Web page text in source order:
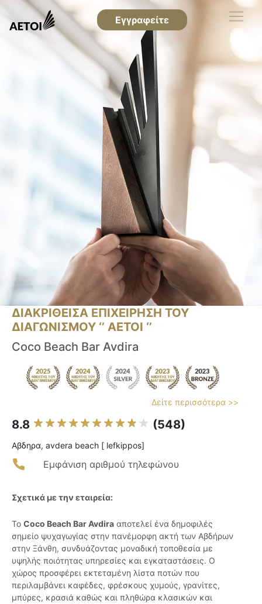
Εγγραφείτε
ΔΙΑΚΡΙΘΕΙΣΑ ΕΠΙΧΕΙΡΗΣΗ ΤΟΥ
ΔΙΑΓΩΝΙΣΜΟΥ ‘’ ΑΕΤΟΙ ‘’
Coco Beach Bar Avdira
Δείτε περισσότερα >>
8.8 (548)
Αβδηρα, avdera beach [ lefkippos]
Εμφάνιση αριθμού τηλεφώνου
Σχετικά με την εταιρεία:
Το Coco Beach Bar Avdira αποτελεί ένα δημοφιλές
σημείο ψυχαγωγίας στην πανέμορφη ακτή των Αβδήρων
στην Ξάνθη, συνδυάζοντας μοναδική τοποθεσία με
υψηλής ποιότητας υπηρεσίες και εγκαταστάσεις. Ο
χώρος προσφέρει εκτεταμένη λίστα ποτών που
περιλαμβάνει καφέδες, φρέσκους χυμούς, γρανίτες,
μπύρες, κρασιά καθώς και πληθώρα κλασικών και